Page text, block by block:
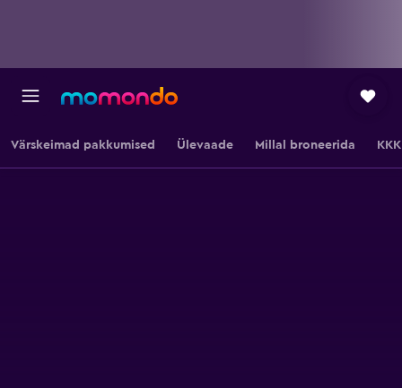
Värskeimad pakkumised Ülevaade Millal broneerida KKK